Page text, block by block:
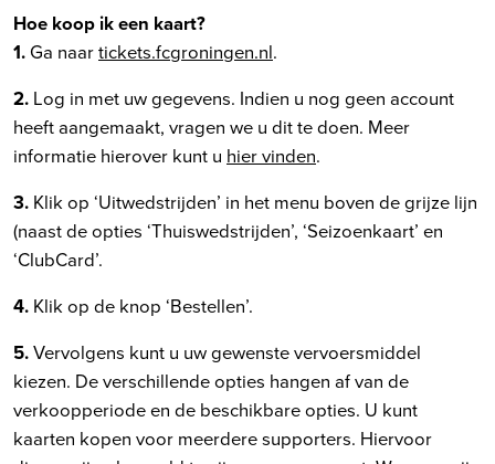
Hoe koop ik een kaart?
1. Ga naartickets.fcgroningen.nl.
2. Log in met uw gegevens. Indien u nog geen account
heeft aangemaakt, vragen we u dit te doen. Meer
informatie hierover kunt u hier vinden.
3. Klik op ‘Uitwedstrijden’ in het menu boven de grijze lijn
(naast de opties ‘Thuiswedstrijden’, ‘Seizoenkaart’ en
‘ClubCard’.
4. Klik op de knop ‘Bestellen’.
5.Vervolgens kunt u uw gewenste vervoersmiddel
kiezen. De verschillende opties hangen af van de
verkoopperiode en de beschikbare opties. U kunt
kaarten kopen voor meerdere supporters. Hiervoor